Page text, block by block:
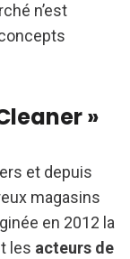
n’est
»
et depuis
magasins
en 2012 la
les acteurs de